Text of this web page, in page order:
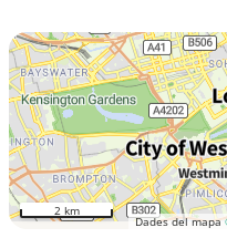
Dades del mapa
2 km